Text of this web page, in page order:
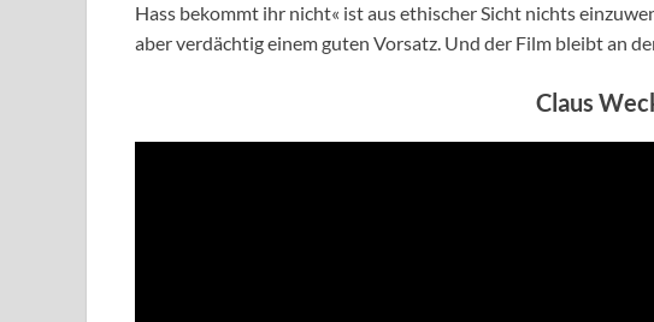
Hass bekommt ihr nicht« ist aus ethischer Sicht nichts
aber verdächtig einem guten Vorsatz. Und der Film bleibt an
Claus